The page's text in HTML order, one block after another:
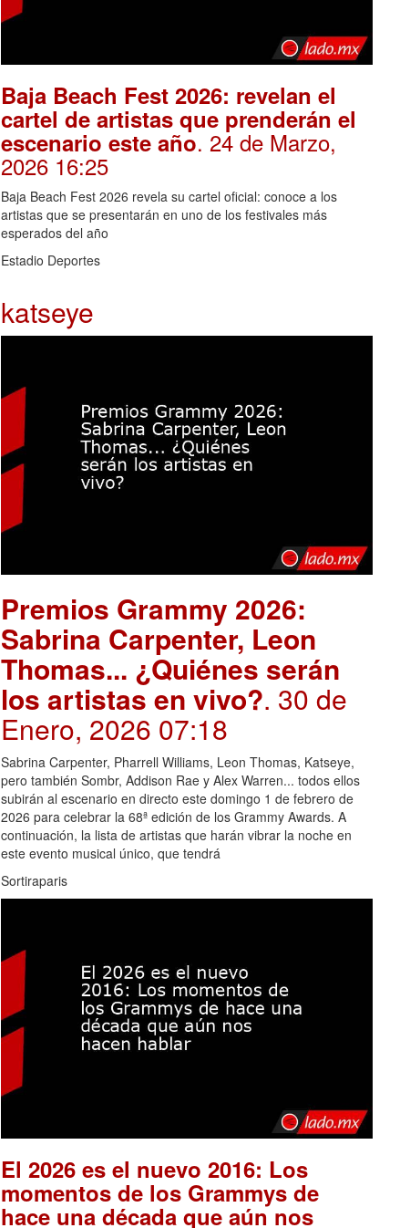
Baja Beach Fest 2026: revelan el
cartel de artistas que prenderán el
escenario este año. 24 de Marzo,
2026 16:25
Baja Beach Fest 2026 revela su cartel oficial: conoce a los
artistas que se presentarán en uno de los festivales más
esperados del año
Estadio Deportes
katseye
Premios Grammy 2026:
Sabrina Carpenter, Leon
Thomas... ¿Quiénes serán
los artistas en vivo?. 30 de
Enero, 2026 07:18
Sabrina Carpenter, Pharrell Williams, Leon Thomas, Katseye,
pero también Sombr, Addison Rae y Alex Warren... todos ellos
subirán al escenario en directo este domingo 1 de febrero de
2026 para celebrar la 68ª edición de los Grammy Awards. A
continuación, la lista de artistas que harán vibrar la noche en
este evento musical único, que tendrá
Sortiraparis
El 2026 es el nuevo 2016: Los
momentos de los Grammys de
hace una década que aún nos